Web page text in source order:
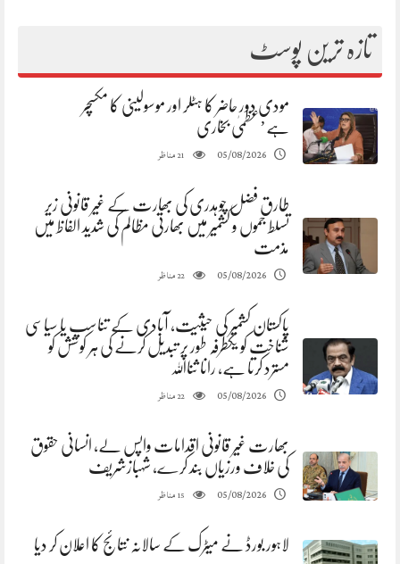
تازہ ترین پوسٹ
مودی دور حاضر کا ہٹلر اور موسولینی کا مکسچر
ہے’عظمیٰ بخاری
05/08/2026
21مناظر
طارق فضل چوہدری کی بھارت کے غیر قانونی زیر
تسلط جموں و کشمیر میں بھارتی مظالم کی شدید الفاظ میں
مذمت
05/08/2026
22مناظر
پاکستان کشمیر کی حیثیت، آبادی کے تناسب یا سیاسی
شناخت کو یکطرفہ طور پر تبدیل کرنے کی ہر کوشش کو
مسترد کرتا ہے، رانا ثنااللہ
05/08/2026
22مناظر
بھارت غیر قانونی اقدامات واپس لے، انسانی حقوق
کی خلاف ورزیاں بند کرے، شہبازشریف
05/08/2026
15مناظر
لاہور بورڈ نے میٹرک کے سالانہ نتائج کا اعلان کر دیا